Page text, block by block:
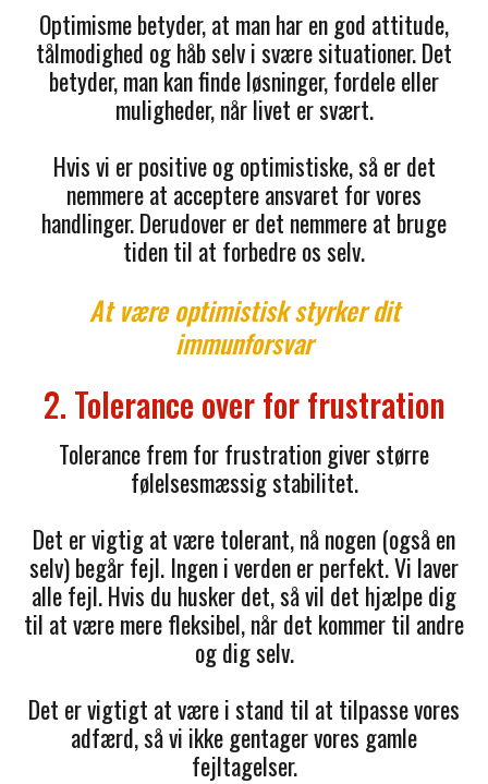
Optimisme betyder, at man har en god attitude,
tålmodighed og håb selv i svære situationer. Det
betyder, man kan finde løsninger, fordele eller
muligheder, når livet er svært.
Hvis vi er positive og optimistiske, så er det
nemmere at acceptere ansvaret for vores
handlinger. Derudover er det nemmere at bruge
tiden til at forbedre os selv.
At være optimistisk styrker dit
immunforsvar
2. Tolerance over for frustration
Tolerance frem for frustration giver større
følelsesmæssig stabilitet.
Det er vigtig at være tolerant, nå nogen (også en
selv) begår fejl. Ingen i verden er perfekt. Vi laver
alle fejl. Hvis du husker det, så vil det hjælpe dig
til at være mere fleksibel, når det kommer til andre
og dig selv.
Det er vigtigt at være i stand til at tilpasse vores
adfærd, så vi ikke gentager vores gamle
fejltagelser.